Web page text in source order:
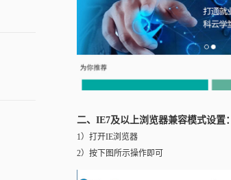
二、IE7及以上浏览器兼容模式设置：
1）打开IE浏览器
2）按下图所示操作即可